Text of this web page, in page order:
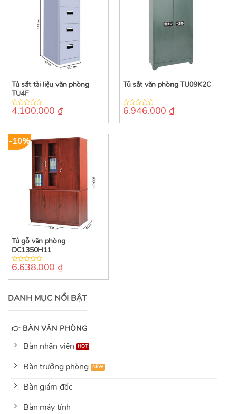
Tủ sắt tài liệu văn phòng
TU4F
0
of
4.100.000 ₫
Tủ sắt văn phòng TU09K2C
0
of
6.946.000 ₫
-10%
Tủ gỗ văn phòng
DC1350H11
0
of
6.638.000 ₫
DANH MỤC NỔI BẬT
👉 BÀN VĂN PHÒNG
Bàn nhân viên
Bàn trưởng phòng
Bàn giám đốc
Bàn máy tính